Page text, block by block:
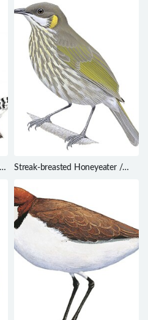
Streak-breasted Honeyeater /